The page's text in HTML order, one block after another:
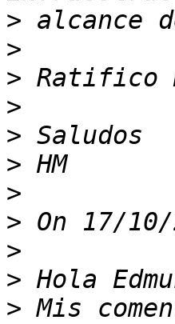
>
>
>
>
>
>
>
>
>
>
> Mis